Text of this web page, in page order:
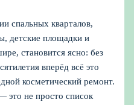
спальных кварталов,
детские площадки и
становится ясно: без
вперёд всё это
косметический ремонт.
это не просто список